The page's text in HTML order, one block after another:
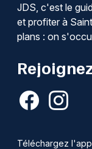
JDS, c'est le
et profiter à
plans : on
Téléchargez